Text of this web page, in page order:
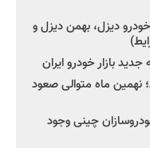
دیزل، بهمن دیزل و
بازار خودرو ایران
نهمین ماه متوالی صعود
چینی وجود